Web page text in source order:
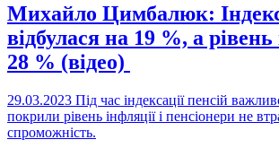
Михайло Цимбалюк:
відбулася на 19 %, а рівень
28 % (відео)
29.03.2023 Під час індексації пенсій
покрили рівень інфляції і пенсіонери не
спроможність.